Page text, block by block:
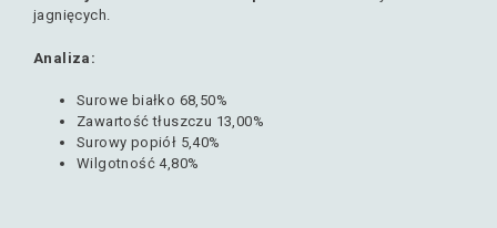
jagnięcych.
Analiza:
Surowe białko 68,50%
Zawartość tłuszczu 13,00%
Surowy popiół 5,40%
Wilgotność 4,80%